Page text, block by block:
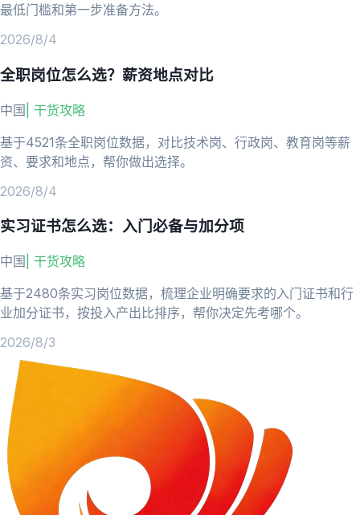
最低门槛和第一步准备方法。
2026/8/4
全职岗位怎么选？薪资地点对比
中国 干货攻略
基于4521条全职岗位数据，对比技术岗、行政岗、教育岗等薪
资、要求和地点，帮你做出选择。
2026/8/4
实习证书怎么选：入门必备与加分项
中国 干货攻略
基于2480条实习岗位数据，梳理企业明确要求的入门证书和行
业加分证书，按投入产出比排序，帮你决定先考哪个。
2026/8/3